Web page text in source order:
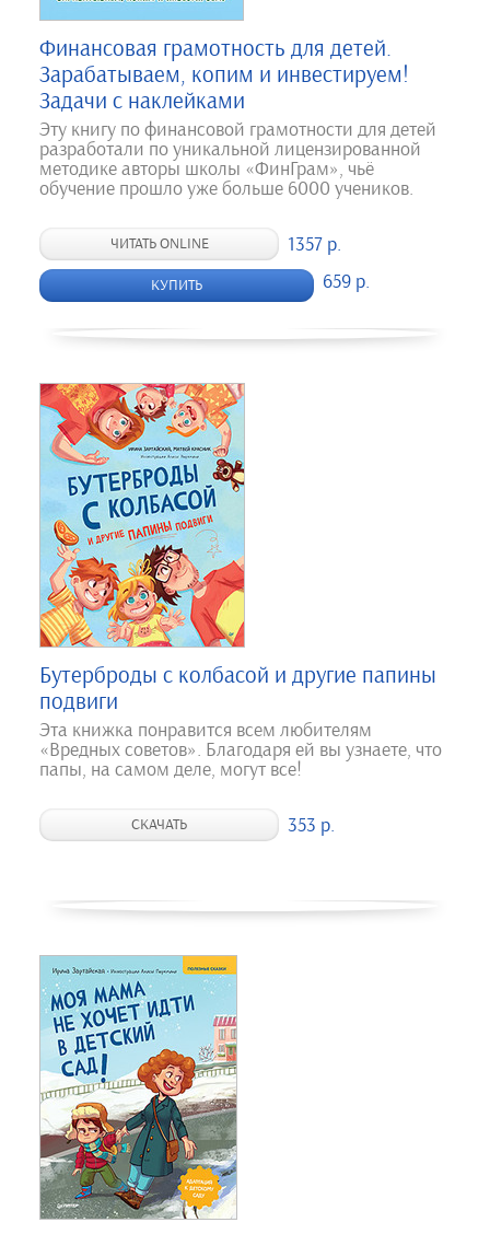
Финансовая грамотность для детей.
Зарабатываем, копим и инвестируем!
Задачи с наклейками
Эту книгу по финансовой грамотности для детей
разработали по уникальной лицензированной
методике авторы школы «ФинГрам», чьё
обучение прошло уже больше 6000 учеников.
ЧИТАТЬ ONLINE 1357 р.
КУПИТЬ 659 р.
Бутерброды с колбасой и другие папины
подвиги
Эта книжка понравится всем любителям
«Вредных советов». Благодаря ей вы узнаете, что
папы, на самом деле, могут все!
СКАЧАТЬ 353 р.